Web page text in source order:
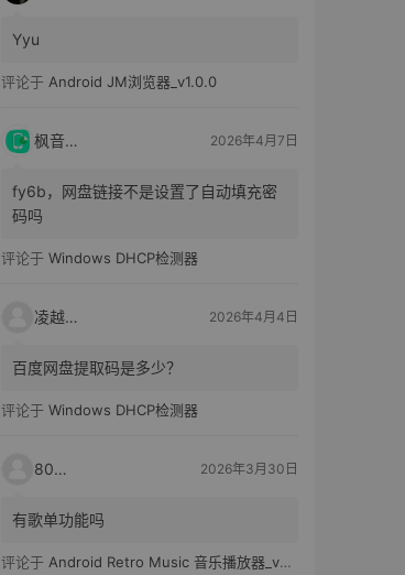
Yyu
评论于 Android JM浏览器_v1.0.0
枫音应用 2026年4月7日
fy6b，网盘链接不是设置了自动填充密
码吗
评论于 Windows DHCP检测器
凌越电子 2026年4月4日
百度网盘提取码是多少？
评论于 Windows DHCP检测器
80521 2026年3月30日
有歌单功能吗
评论于 Android Retro Music 音乐播放器_v6.6.0